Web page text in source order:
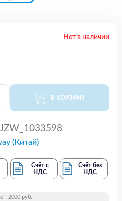
Нет в наличии
В КОРЗИНУ
JZW_1033598
(Китай)
Счёт с
НДС
Счёт без
НДС
- 2000 руб.